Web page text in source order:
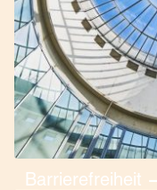
Barrierefreiheit